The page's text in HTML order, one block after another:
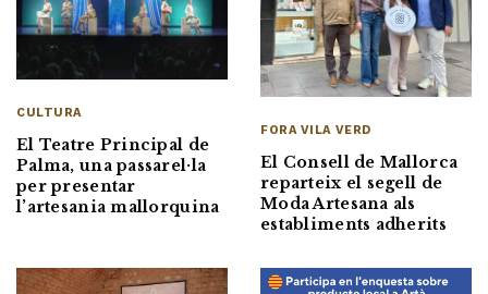
CULTURA
El Teatre Principal de
Palma, una passarel·la
per presentar
l’artesania mallorquina
FORA VILA VERD
El Consell de Mallorca
reparteix el segell de
Moda Artesana als
establiments adherits